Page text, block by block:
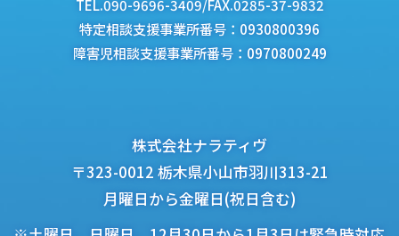
TEL.090-9696-3409/FAX.0285-37-9832
特定相談支援事業所番号：0930800396
障害児相談支援事業所番号：0970800249
株式会社ナラティヴ
〒323-0012 栃木県小山市羽川313-21
月曜日から金曜日(祝日含む)